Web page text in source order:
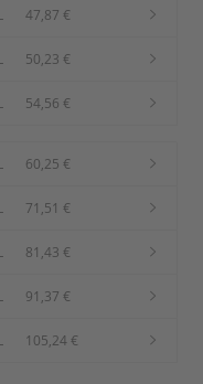
47,87 €
50,23 €
54,56 €
60,25 €
71,51 €
81,43 €
91,37 €
105,24 €